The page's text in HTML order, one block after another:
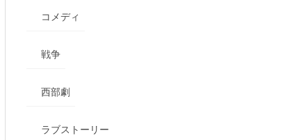
コメディ
戦争
西部劇
ラブストーリー